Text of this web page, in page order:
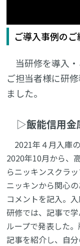
ご導入事例のご
当研修を導入
ご担当者様に研
ました。
▷飯能信用金
2021年４月入庫
2020年10月から、
らニッキンスクラ
ニッキンから関心
コメントを記入。
研修では、記事で
ループで発表した
記事を紹介し、自